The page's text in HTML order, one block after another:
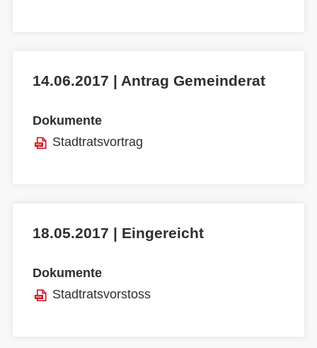
14.06.2017 | Antrag Gemeinderat
Dokumente
Stadtratsvortrag
18.05.2017 | Eingereicht
Dokumente
Stadtratsvorstoss